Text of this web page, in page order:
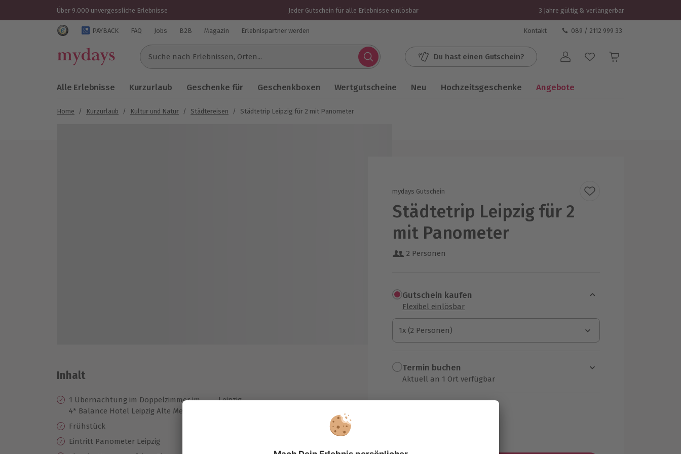
Über 9.000 unvergessliche Erlebnisse Jeder Gutschein für alle Erlebnisse einlösbar 3 Jahre gültig & verlängerbar
Trustedshops Bewertungen für mydays.de
PAYBACK FAQ Jobs B2B Magazin Erlebnispartner werden Kontakt 089 / 2112 999 33
Suche nach Erlebnissen...
Du hast einen Gutschein? Benutzerkonto
Alle Erlebnisse Kurzurlaub Geschenke für Geschenkboxen Wertgutscheine Neu Hochzeitsgeschenke Angebote
Home / Kurzurlaub / Kultur und Natur / Städtereisen / Städtetrip Leipzig für 2 mit Panometer
mydays Gutschein
Städtetrip Leipzig für 2
mit Panometer
2 Personen
Gutschein kaufen
Flexibel einlösbar
1x (2 Personen)
1x (2 Personen)
1x (2 Personen)
Termin buchen
Aktuell an 1 Ort verfügbar
Inhalt
1 Übernachtung im Doppelzimmer im
4* Balance Hotel Leipzig Alte Messe
Frühstück
Eintritt Panometer Leipzig
Leipzig
Late Check-Out (nach Verfügbarkeit